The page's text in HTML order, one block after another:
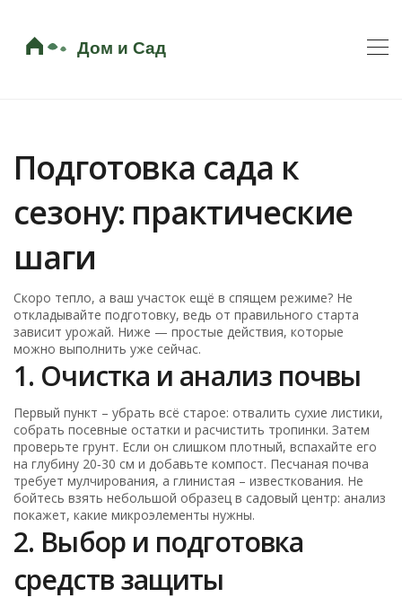
Подготовка сада к
сезону: практические
шаги
Скоро тепло, а ваш участок ещё в спящем режиме? Не
откладывайте подготовку, ведь от правильного старта
зависит урожай. Ниже — простые действия, которые
можно выполнить уже сейчас.
1. Очистка и анализ почвы
Первый пункт – убрать всё старое: отвалить сухие листики,
собрать посевные остатки и расчистить тропинки. Затем
проверьте грунт. Если он слишком плотный, вспахайте его
на глубину 20‑30 см и добавьте компост. Песчаная почва
требует мулчирования, а глинистая – известкования. Не
бойтесь взять небольшой образец в садовый центр: анализ
покажет, какие микроэлементы нужны.
2. Выбор и подготовка
средств защиты